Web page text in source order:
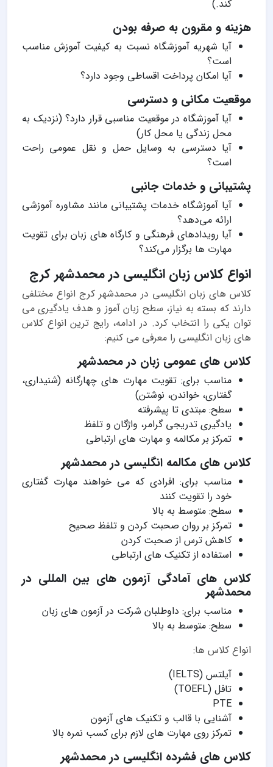
کند.)
هزینه و مقرون به صرفه بودن
آیا شهریه آموزشگاه نسبت به کیفیت آموزش مناسب
است؟
آیا امکان پرداخت اقساطی وجود دارد؟
موقعیت مکانی و دسترسی
آیا آموزشگاه در موقعیت مناسبی قرار دارد؟ (نزدیک به
محل زندگی یا محل کار)
آیا دسترسی به وسایل حمل و نقل عمومی راحت
است؟
پشتیبانی و خدمات جانبی
آیا آموزشگاه خدمات پشتیبانی مانند مشاوره آموزشی
ارائه می‌دهد؟
آیا رویدادهای فرهنگی و کارگاه های زبان برای تقویت
مهارت ها برگزار می‌کند؟
انواع کلاس زبان انگلیسی در محمدشهر کرج
کلاس های زبان انگلیسی در محمدشهر کرج انواع مختلفی
دارند که بسته به نیاز، سطح زبان آموز و هدف یادگیری می
توان یکی را انتخاب کرد. در ادامه، رایج ترین انواع کلاس
های زبان انگلیسی را معرفی می کنیم:
کلاس های عمومی زبان در محمدشهر
مناسب برای: تقویت مهارت های چهارگانه (شنیداری،
گفتاری، خواندن، نوشتن)
سطح: مبتدی تا پیشرفته
یادگیری تدریجی گرامر، واژگان و تلفظ
تمرکز بر مکالمه و مهارت های ارتباطی
کلاس های مکالمه انگلیسی در محمدشهر
مناسب برای: افرادی که می خواهند مهارت گفتاری
خود را تقویت کنند
سطح: متوسط به بالا
تمرکز بر روان صحبت کردن و تلفظ صحیح
کاهش ترس از صحبت کردن
استفاده از تکنیک های ارتباطی
کلاس های آمادگی آزمون های بین المللی در
محمدشهر
مناسب برای: داوطلبان شرکت در آزمون های زبان
سطح: متوسط به بالا
انواع کلاس ها:
آیلتس (IELTS)
تافل (TOEFL)
PTE
آشنایی با قالب و تکنیک های آزمون
تمرکز روی مهارت های لازم برای کسب نمره بالا
کلاس های فشرده انگلیسی در محمدشهر